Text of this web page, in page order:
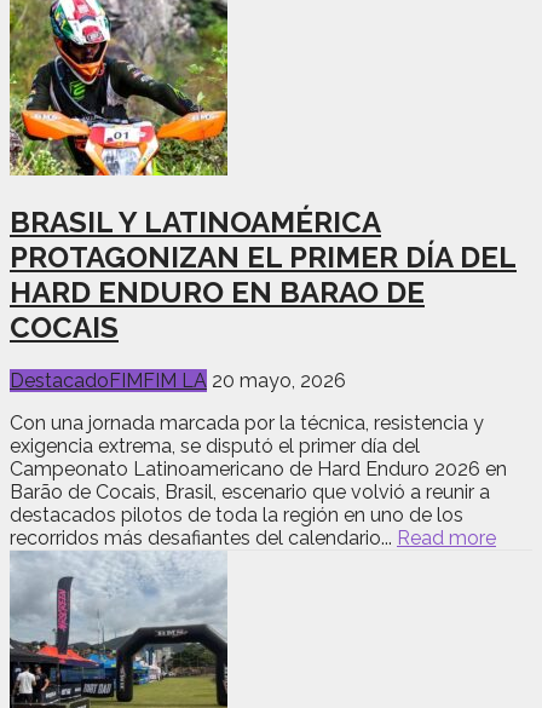
BRASIL Y LATINOAMÉRICA
PROTAGONIZAN EL PRIMER DÍA DEL
HARD ENDURO EN BARAO DE
COCAIS
DestacadoFIMFIM LA 20 mayo, 2026
Con una jornada marcada por la técnica, resistencia y
exigencia extrema, se disputó el primer día del
Campeonato Latinoamericano de Hard Enduro 2026 en
Barão de Cocais, Brasil, escenario que volvió a reunir a
destacados pilotos de toda la región en uno de los
recorridos más desafiantes del calendario... Read more